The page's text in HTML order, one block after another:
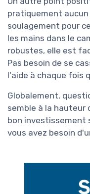
pratiquement
soulagement pour
les mains dans le
robustes, elle est
Pas besoin de se
l'aide à chaque fois
Globalement,
semble à la hauteur
bon investissement
vous avez besoin